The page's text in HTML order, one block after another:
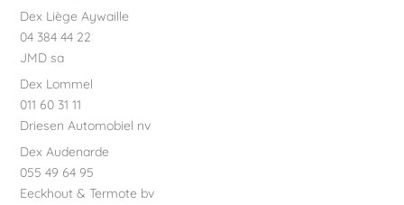
Dex Liège Aywaille
04 384 44 22
JMD sa
Dex Lommel
011 60 31 11
Driesen Automobiel nv
Dex Audenarde
055 49 64 95
Eeckhout & Termote bv